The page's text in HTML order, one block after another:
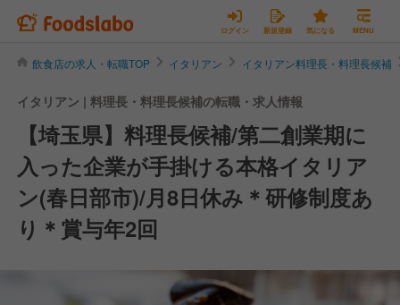
ログイン 新規登録 気になる MENU
飲食店の求人・転職TOP イタリアン イタリアン料理長・料理長候補
イタリアン | 料理長・料理長候補の転職・求人情報
【埼玉県】料理長候補/第二創業期に
入った企業が手掛ける本格イタリア
ン(春日部市)/月8日休み＊研修制度あ
り＊賞与年2回